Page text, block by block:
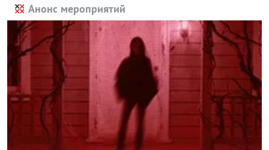
Анонс мероприятий